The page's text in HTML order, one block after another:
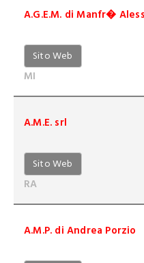
A.G.E.M. di Manfr�
Sito Web
MI
A.M.E. srl
Sito Web
RA
A.M.P. di Andrea Porzio